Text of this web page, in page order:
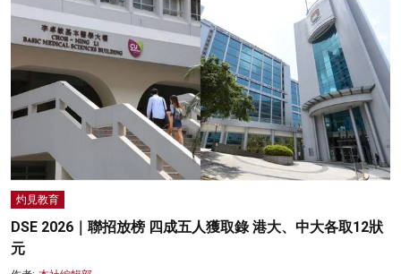
灼見教育
DSE 2026｜聯招放榜 四成五人獲取錄 港大、中大各取12狀
元